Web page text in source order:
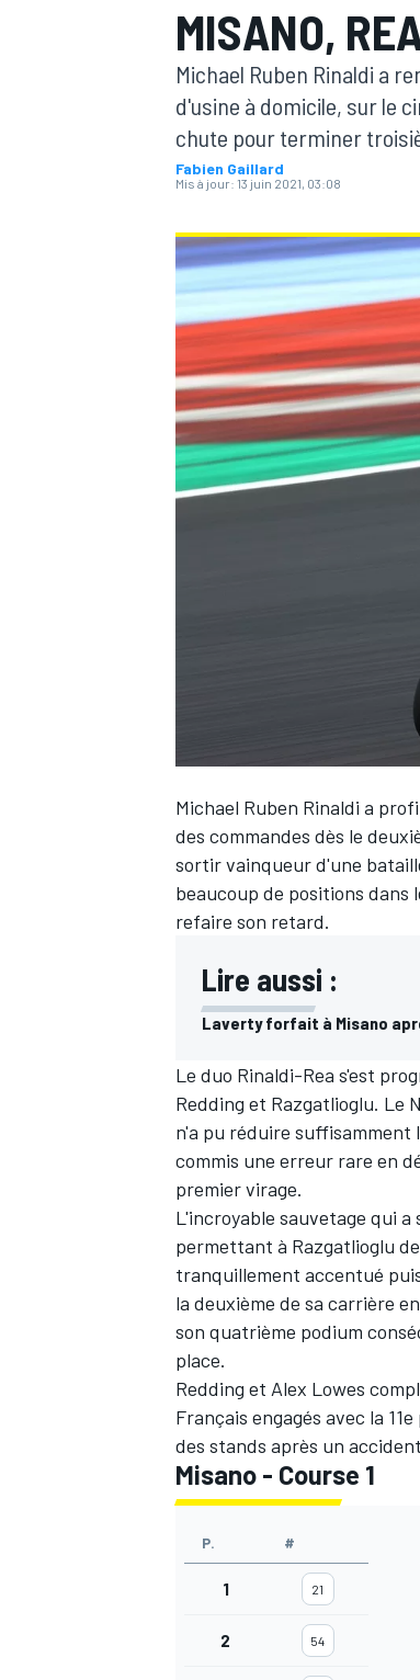
MOTOGP
WEC
MISANO,
Michael Ruben Rinaldi a
d'usine à domicile, sur le
chute pour terminer
Fabien Gaillard
Mis à jour: 13 juin 2021, 03:08
Michael Ruben Rinaldi a
des commandes dès le
sortir vainqueur d'une
beaucoup de positions
refaire son retard.
Lire aussi :
Laverty forfait à Misano
Le duo Rinaldi-Rea s'est
Redding et Razgatlioglu. Le
n'a pu réduire suffisamment
commis une erreur rare en
premier virage.
L'incroyable sauvetage qui
permettant à Razgatlioglu
tranquillement accentué
la deuxième de sa carrière
son quatrième podium
place.
Redding et Alex Lowes
Français engagés avec la
des stands après un
Misano - Course 1
P. #
1 21
2 54